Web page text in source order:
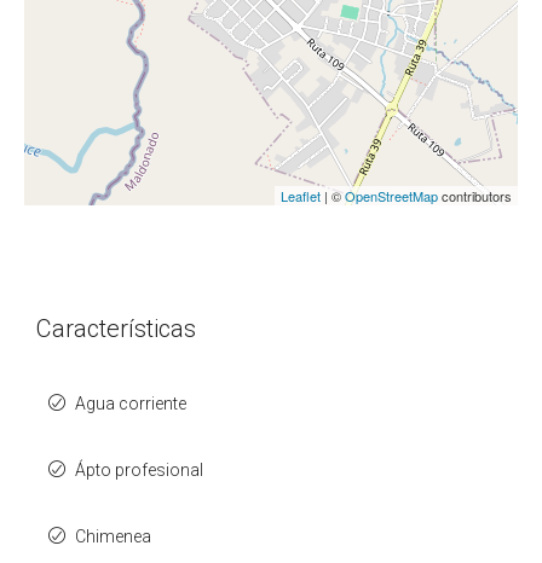
Leaflet | ©OpenStreetMapcontributors
Características
Agua corriente
Ápto profesional
Chimenea